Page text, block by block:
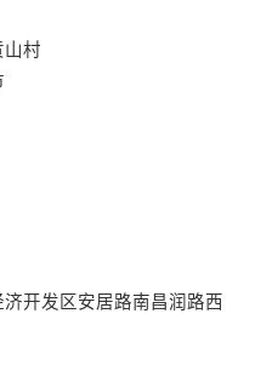
村
开发区安居路南昌润路西